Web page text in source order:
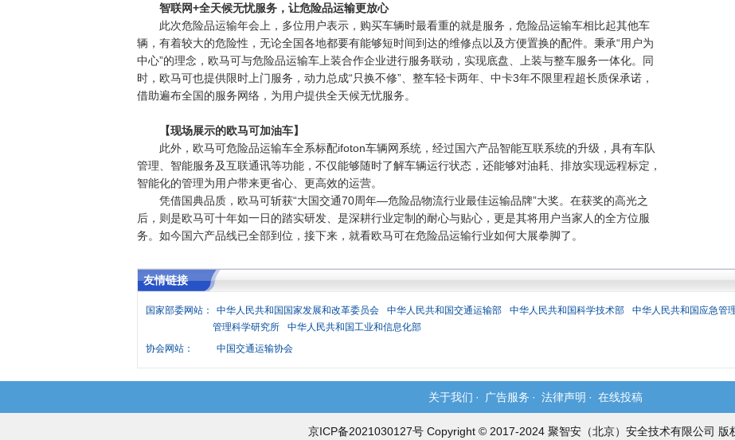
智联网+全天候无忧服务，让危险品运输更放心
此次危险品运输年会上，多位用户表示，购买车辆时最看重的就是服务，危险品运输车相比起其他车
辆，有着较大的危险性，无论全国各地都要有能够短时间到达的维修点以及方便置换的配件。秉承“用户为
中心”的理念，欧马可与危险品运输车上装合作企业进行服务联动，实现底盘、上装与整车服务一体化。同
时，欧马可也提供限时上门服务，动力总成“只换不修”、整车轻卡两年、中卡3年不限里程超长质保承诺，
借助遍布全国的服务网络，为用户提供全天候无忧服务。
【现场展示的欧马可加油车】
此外，欧马可危险品运输车全系标配ifoton车辆网系统，经过国六产品智能互联系统的升级，具有车队
管理、智能服务及互联通讯等功能，不仅能够随时了解车辆运行状态，还能够对油耗、排放实现远程标定，
智能化的管理为用户带来更省心、更高效的运营。
凭借国典品质，欧马可斩获“大国交通70周年—危险品物流行业最佳运输品牌”大奖。在获奖的高光之
后，则是欧马可十年如一日的踏实研发、是深耕行业定制的耐心与贴心，更是其将用户当家人的全方位服
务。如今国六产品线已全部到位，接下来，就看欧马可在危险品运输行业如何大展拳脚了。
友情链接
国家部委网站： 中华人民共和国国家发展和改革委员会 中华人民共和国交通运输部 中华人民共和国科学技术部 中华人民共和国应急管
管理科学研究所
中华人民共和国工业和信息化部
协会网站：
中国交通运输协会
关于我们 · 广告服务 · 法律声明 · 在线投稿
京ICP备2021030127号 Copyright © 2017-2024 聚智安（北京）安全技术有限公司 版